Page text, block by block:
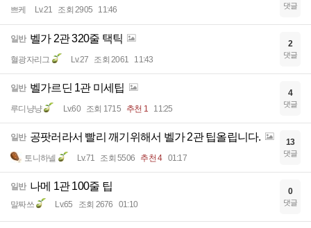
쁘케 Lv.21 조회 2905 11:46 댓글
일반 벨가 2관 320줄 택틱
혈광자리그 Lv.27 조회 2061 11:43
2
댓글
일반 벨가르딘 1관 미세팁
루디냥냥 Lv.60 조회 1715 추천 1 11:25
4
댓글
일반 공팟러라서 빨리 깨기위해서 벨가 2관 팁올립니다.
토니하넬 Lv.71 조회 5506 추천 4 01:17
13
댓글
일반 나메 1관 100줄 팁
말짜쓰 Lv.65 조회 2676 01:10
0
댓글